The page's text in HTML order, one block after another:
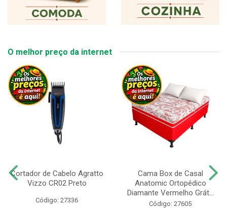
O melhor preço da internet
Cortador de Cabelo Agratto
Vizzo CR02 Preto
Código: 27336
Cama Box de Casal
Anatomic Ortopédico
Diamante Vermelho Grát...
Código: 27605